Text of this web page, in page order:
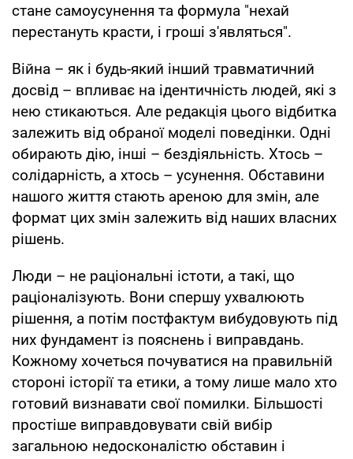
стане самоусунення та формула "нехай
перестануть красти, і гроші з'являться".
Війна – як і будь-який інший травматичний
досвід – впливає на ідентичність людей, які з
нею стикаються. Але редакція цього відбитка
залежить від обраної моделі поведінки. Одні
обирають дію, інші – бездіяльність. Хтось –
солідарність, а хтось – усунення. Обставини
нашого життя стають ареною для змін, але
формат цих змін залежить від наших власних
рішень.
Люди – не раціональні істоти, а такі, що
раціоналізують. Вони спершу ухвалюють
рішення, а потім постфактум вибудовують під
них фундамент із пояснень і виправдань.
Кожному хочеться почуватися на правильній
стороні історії та етики, а тому лише мало хто
готовий визнавати свої помилки. Більшості
простіше виправдовувати свій вибір
загальною недосконалістю обставин і